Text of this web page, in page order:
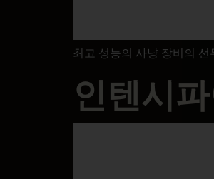
최고 성능의 사냥 장비의
인텐시